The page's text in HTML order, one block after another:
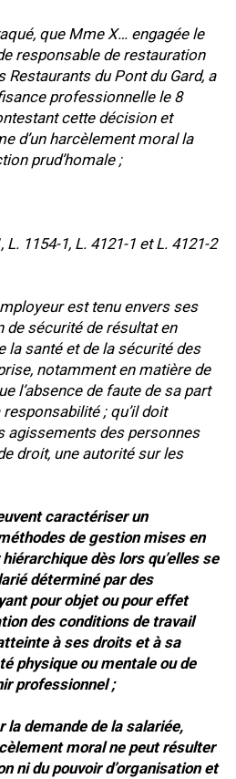
que Mme X… engagée le
responsable de restauration
Restaurants du Pont du Gard, a
professionnelle le 8
cette décision et
d’un harcèlement moral la
prud’homale ;
1154-1, L. 4121-1 et L. 4121-2
est tenu envers ses
de sécurité de résultat en
la santé et de la sécurité des
notamment en matière de
l’absence de faute de sa part
; qu’il doit
agissements des personnes
droit, une autorité sur les
caractériser un
de gestion mises en
dès lors qu’elles se
déterminé par des
pour objet ou pour effet
des conditions de travail
à ses droits et à sa
physique ou mentale ou de
professionnel ;
demande de la salariée,
moral ne peut résulter
ni du pouvoir d’organisation et